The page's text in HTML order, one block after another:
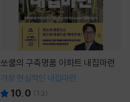
쏘쿨의 구축명품 아파트 내집마련
가장 현실적인 내집마련
10.0 (13)